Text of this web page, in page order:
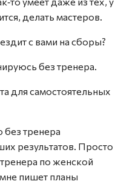
делать мастеров.
с вами на сборы?
без тренера.
для самостоятельных
без тренера
результатов. Просто
по женской
пишет планы